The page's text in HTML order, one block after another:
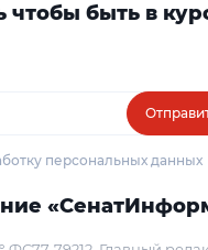
быть в
персональных данных